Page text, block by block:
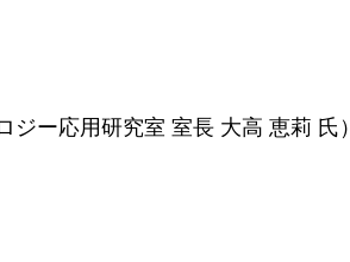
ー応用研究室 室⻑ 大高 恵莉 氏）